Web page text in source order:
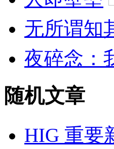
无所谓知
夜碎念：
随机文章
HIG 重要